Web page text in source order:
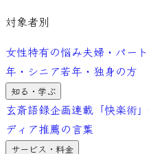
対象者別
女性特有の悩み夫婦・パー
年・シニア若年・独身の方
知る・学ぶ
玄斎語録企画連載「快楽術」
ディア推薦の言葉
サービス・料金